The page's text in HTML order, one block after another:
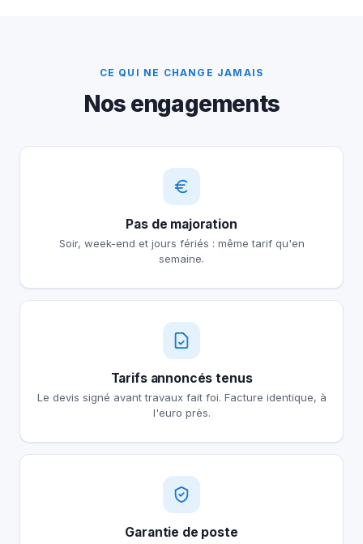
CE QUI NE CHANGE JAMAIS
Nos engagements
Pas de majoration
Soir, week-end et jours fériés : même tarif qu'en
semaine.
Tarifs annoncés tenus
Le devis signé avant travaux fait foi. Facture identique, à
l'euro près.
Garantie de poste